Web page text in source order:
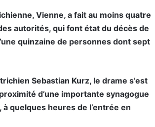
Vienne, a fait au moins quatre
autorités, qui font état du décès de
quinzaine de personnes dont sept
Sebastian Kurz, le drame s’est
d’une importante synagogue
quelques heures de l’entrée en